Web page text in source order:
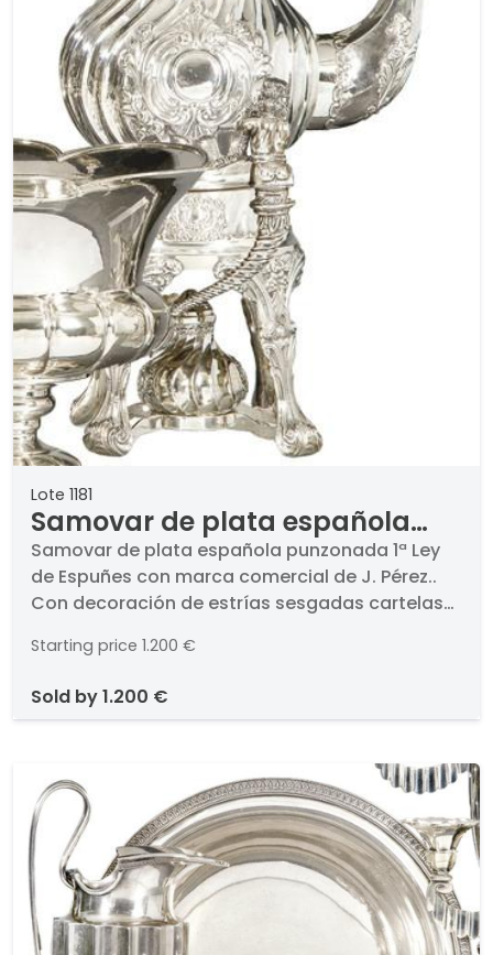
Lote 1181
Samovar de plata española
punzonada 1ª Ley de Espuñes
con marca comercial de J.
Pérez.
Samovar de plata española punzonada 1ª Ley
de Espuñes con marca comercial de J. Pérez..
Con decoración de estrías sesgadas cartelas
Altura: 50 cm
Starting price 1.200 €
sold by1.200 €